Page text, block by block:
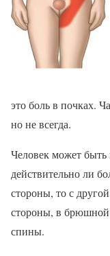
это боль в почках.
но не всегда.
Человек может быть
действительно ли
стороны, то с
стороны, в брюшной
спины.